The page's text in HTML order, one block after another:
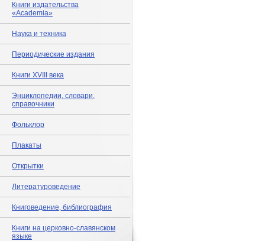
Книги издательства
«Academia»
Наука и техника
Периодические издания
Книги XVIII века
Энциклопедии, словари,
справочники
Фольклор
Плакаты
Открытки
Литературоведение
Книговедение, библиография
Книги на церковно-славянском
языке